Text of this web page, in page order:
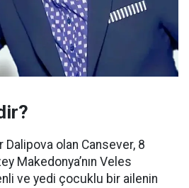
Dalipova olan Cansever, 8
Makedonya’nın Veles
ve yedi çocuklu bir ailenin